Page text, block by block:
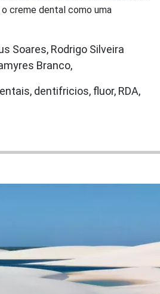
creme dental como uma
Soares, Rodrigo Silveira
Branco,
dentifricios, fluor, RDA,